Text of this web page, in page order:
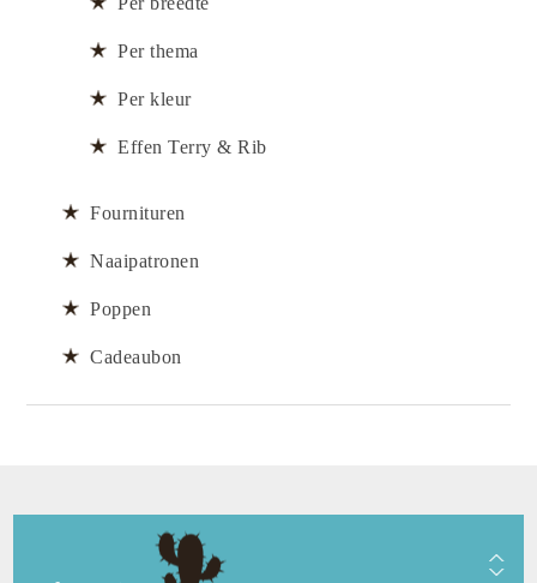
Per thema
Per kleur
Effen Terry & Rib
Fournituren
Naaipatronen
Poppen
Cadeaubon